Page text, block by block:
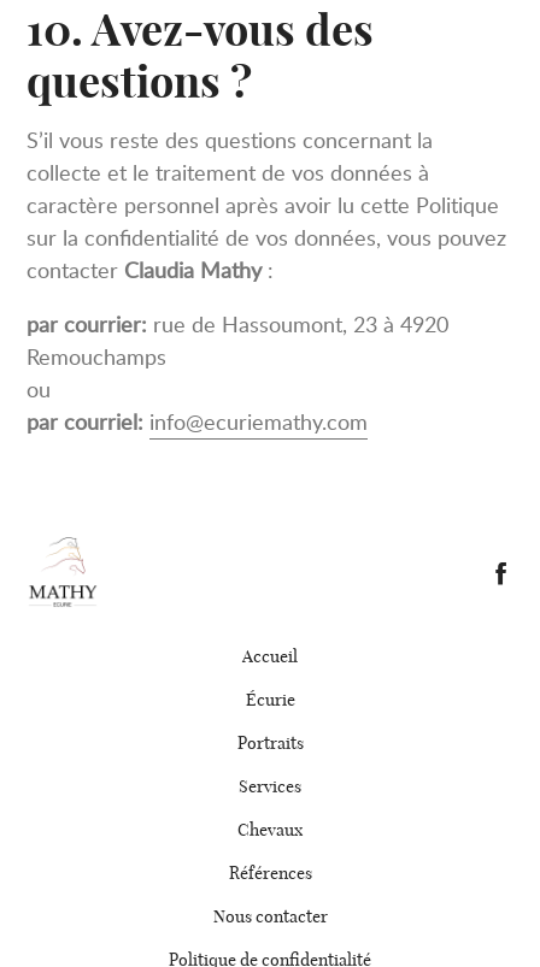
10. Avez-vous des
questions ?
S’il vous reste des questions concernant la
collecte et le traitement de vos données à
caractère personnel après avoir lu cette Politique
sur la confidentialité de vos données, vous pouvez
contacter Claudia Mathy:
par courrier: rue de Hassoumont, 23 à 4920
Remouchamps
ou
par courriel: info@ecuriemathy.com
Accueil
Écurie
Portraits
Services
Chevaux
Références
Nous contacter
Politique de confidentialité